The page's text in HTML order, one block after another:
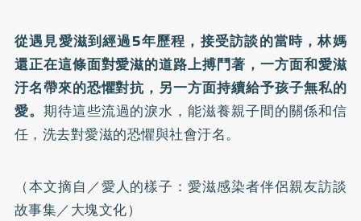
從遇見愛滋到經過5年歷程，接受訪談的當時，林媽
還正在這條面對愛滋的道路上搏鬥著，一方面和愛滋
汙名帶來的恐懼對抗，另一方面持續給予孩子無私的
愛。 期待這些流過的淚水，能滋養親子間的關係和信
任，洗去對愛滋的恐懼與社會汙名。
（本文摘自／愛人的樣子：愛滋感染者伴侶親友訪談
故事集／大塊文化）